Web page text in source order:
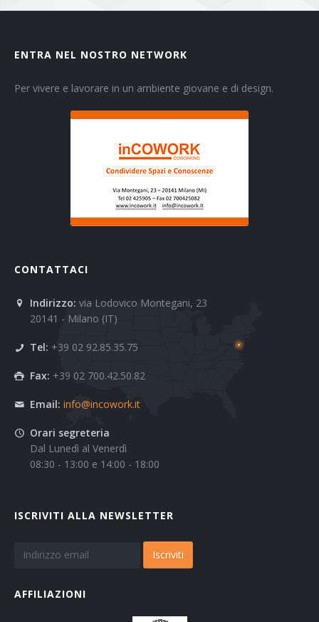
ENTRA NEL NOSTRO NETWORK
Per vivere e lavorare in un ambiente giovane e di design.
CONTATTACI
Indirizzo: via Lodovico Montegani, 23
20141 - Milano (IT)
Tel: +39 02 92.85.35.75
Fax: +39 02 700.42.50.82
Email: info@incowork.it
Orari segreteria
Dal Lunedì al Venerdì
08:30 - 13:00 e 14:00 - 18:00
ISCRIVITI ALLA NEWSLETTER
Iscriviti
AFFILIAZIONI